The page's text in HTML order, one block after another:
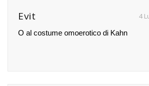
Evit 4
O al costume omoerotico di Kahn